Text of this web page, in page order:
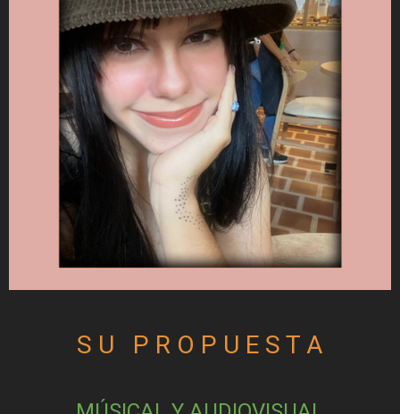
S U   P R O P U E S T A